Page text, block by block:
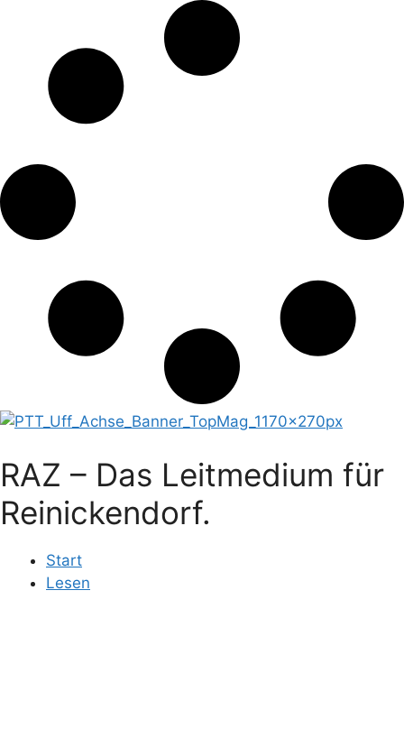
RAZ – Das Leitmedium für
Reinickendorf.
Start
Lesen